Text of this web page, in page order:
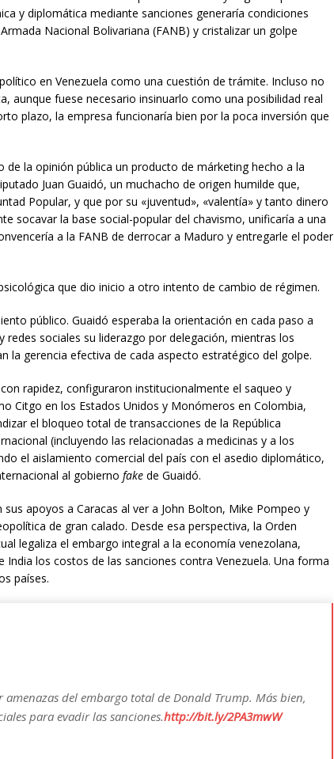
y diplomática mediante sanciones generaría condiciones
Nacional Bolivariana (FANB) y cristalizar un golpe
en Venezuela como una cuestión de trámite. Incluso no
aunque fuese necesario insinuarlo como una posibilidad real
plazo, la empresa funcionaría bien por la poca inversión que
de la opinión pública un producto de márketing hecho a la
Juan Guaidó, un muchacho de origen humilde que,
Popular, y que por su «juventud», «valentía» y tanto dinero
socavar la base social-popular del chavismo, unificaría a una
a la FANB de derrocar a Maduro y entregarle el poder
que dio inicio a otro intento de cambio de régimen.
público. Guaidó esperaba la orientación en cada paso a
sociales su liderazgo por delegación, mientras los
la gerencia efectiva de cada aspecto estratégico del golpe.
rapidez, configuraron institucionalmente el saqueo y
Citgo en los Estados Unidos y Monómeros en Colombia,
el bloqueo total de transacciones de la República
(incluyendo las relacionadas a medicinas y a los
el aislamiento comercial del país con el asedio diplomático,
al gobierno fake de Guaidó.
apoyos a Caracas al ver a John Bolton, Mike Pompeo y
de gran calado. Desde esa perspectiva, la Orden
legaliza el embargo integral a la economía venezolana,
India los costos de las sanciones contra Venezuela. Una forma
países.
del embargo total de Donald Trump. Más bien,
para evadir las sanciones.http://bit.ly/2PA3mwW